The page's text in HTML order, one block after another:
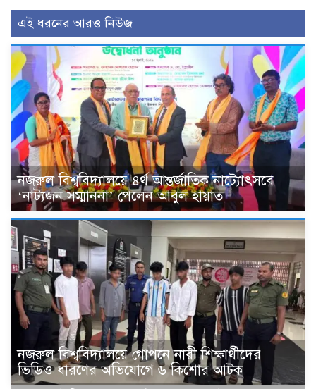
এই ধরনের আরও নিউজ
নজরুল বিশ্ববিদ্যালয়ে ৪র্থ আন্তর্জাতিক নাট্যোৎসবে
‘নাট্যজন সম্মাননা’ পেলেন আবুল হায়াত
নজরুল বিশ্ববিদ্যালয়ে গোপনে নারী শিক্ষার্থীদের
ভিডিও ধারণের অভিযোগে ৬ কিশোর আটক